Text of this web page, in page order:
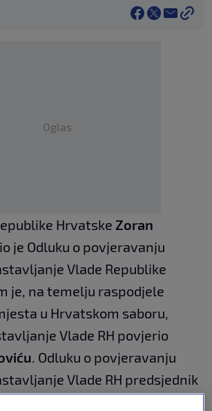
Oglas
Hrvatske Zoran
je Odluku o povjeravanju
Vlade Republike
je, na temelju raspodjele
u Hrvatskom saboru,
Vlade RH povjerio
. Odluku o povjeravanju
Vlade RH predsjednik